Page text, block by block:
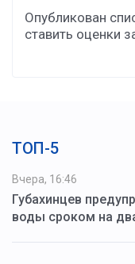
Опубликован
ставить оценки
ТОП-5
Вчера, 16:46
Губахинцев
воды сроком на